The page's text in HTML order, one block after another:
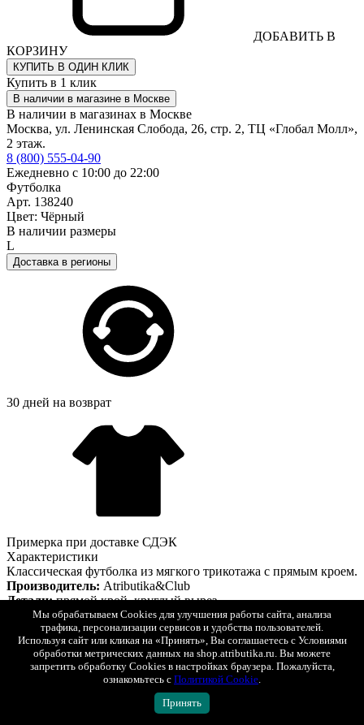
ДОБАВИТЬ В
КОРЗИНУ
КУПИТЬ В ОДИН КЛИК
Купить в 1 клик
В наличии в магазине в Москве
В наличии в магазинах в Москве
Москва, ул. Ленинская Слобода, 26, стр. 2, ТЦ «Глобал Молл»,
2 этаж.
8 (800) 555-04-90
Ежедневно с 10:00 до 22:00
Футболка
Арт. 138240
Цвет: Чёрный
В наличии размеры
L
Доставка в регионы
30 дней на возврат
Примерка при доставке СДЭК
Характеристики
Классическая футболка из мягкого трикотажа с прямым кроем.
Производитель: Atributika&Club
Детали:прямой крой, круглый вырез.
Состав:100% хлопок.
Цвет:Чёрный.
На модели надет размер:XL
Параметры модели:Рост 188 см, обхват груди 106 см, талия
81 см, размер одежды 52
Данная футболка является официальным
и сертифицированным продуктом, упакована в
индивидуальную упаковку, защищена голограммой, имеет
Мы обрабатываем Cookies для улучшения работы сайта, анализа
трафика, персонализации сервисов и удобства пользователей.
Используя сайт или кликая на «Принять», Вы соглашаетесь с Условиями
обработки метрических данных на shop.atributika.ru. Вы можете
запретить обработку Cookies в настройках браузера. Пожалуйста,
ознакомьтесь с Политикой Cookie.
Принять